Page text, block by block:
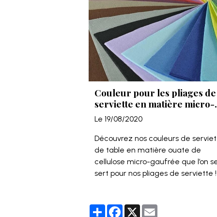
Couleur pour les pliages de
serviette en matière micro-
gaufrée.
Le 19/08/2020
Découvrez nos couleurs de
de table en matière ouate de
cellulose micro-gaufrée que l’on
sert pour nos pliages de serviette !
PartagerFacebook
X